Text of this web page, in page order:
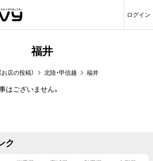
ログイン
福井
店の投稿） 北陸・甲信越 福井
はございません。
ク